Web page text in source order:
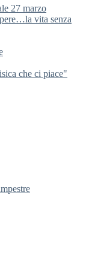
27 marzo
vita senza
che ci piace"